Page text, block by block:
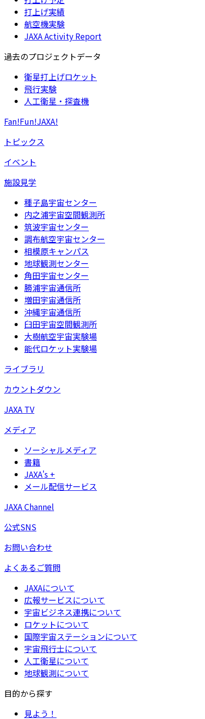
打上げ実績
航空機実験
JAXA Activity Report
過去のプロジェクトデータ
衛星打上げロケット
飛行実験
人工衛星・探査機
Fan!Fun!JAXA!
トピックス
イベント
施設見学
種子島宇宙センター
内之浦宇宙空間観測所
筑波宇宙センター
調布航空宇宙センター
相模原キャンパス
地球観測センター
角田宇宙センター
勝浦宇宙通信所
増田宇宙通信所
沖縄宇宙通信所
臼田宇宙空間観測所
大樹航空宇宙実験場
能代ロケット実験場
ライブラリ
カウントダウン
JAXA TV
メディア
ソーシャルメディア
書籍
JAXA's +
メール配信サービス
JAXA Channel
公式SNS
お問い合わせ
よくあるご質問
JAXAについて
広報サービスについて
宇宙ビジネス連携について
ロケットについて
国際宇宙ステーションについて
宇宙飛行士について
人工衛星について
地球観測について
目的から探す
見よう！